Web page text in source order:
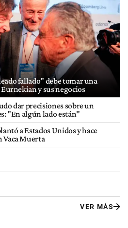
fallado" debe tomar una
y sus negocios
dar precisiones sobre un
"En algún lado están"
a Estados Unidos y hace
Vaca Muerta
VER MÁS